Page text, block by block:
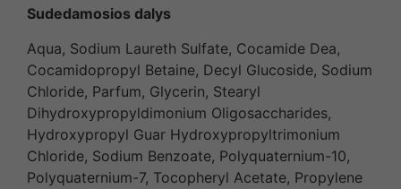
Sudedamosios dalys
Aqua, Sodium Laureth Sulfate, Cocamide Dea,
Cocamidopropyl Betaine, Decyl Glucoside, Sodium
Chloride, Parfum, Glycerin, Stearyl
Dihydroxypropyldimonium Oligosaccharides,
Hydroxypropyl Guar Hydroxypropyltrimonium
Chloride, Sodium Benzoate, Polyquaternium-10,
Polyquaternium-7, Tocopheryl Acetate, Propylene